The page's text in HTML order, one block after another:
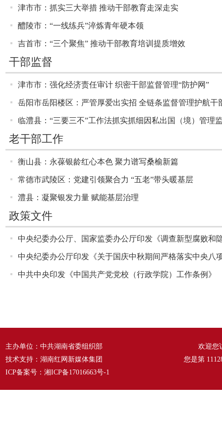
津市市：抓实三大举措 推动干部教育走深走实
醴陵市：“一线练兵”淬炼青年硬本领
吉首市：“三个聚焦” 推动干部教育培训提质增效
干部监督
津市市：强化经济责任审计 织密干部监督管理“防护网”
岳阳市岳阳楼区：严管厚爱出实招 全链条监督管理护航干
临澧县：“三要三不”工作法抓实抓细因私出国（境）管理
老干部工作
衡山县：永葆银龄红心本色 聚力谱写桑榆新篇
常德市武陵区：党建引领聚合力 “五老”带头暖基层
澧县：凝聚银发力量 赋能基层治理
政策文件
中共中央印发《中国共产党党校（行政学院）工作条例》
主办单位：中共湖南省委组织部
技术支持：湖南红网新媒体集团
ICP备案号： 湘ICP备17016663号-1
欢迎您
您是第